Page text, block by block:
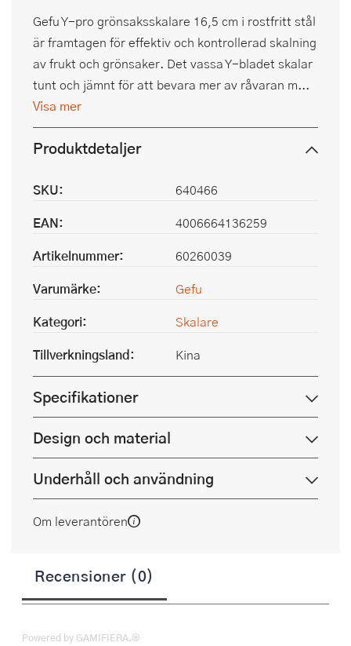
Gefu Y-pro grönsaksskalare 16,5 cm i rostfritt stål
är framtagen för effektiv och kontrollerad skalning
av frukt och grönsaker. Det vassa Y-bladet skalar
tunt och jämnt för att bevara mer av råvaran m...
Visa mer
Produktdetaljer
SKU:
640466
EAN:
4006664136259
Artikelnummer:
60260039
Varumärke:
Gefu
Kategori:
Skalare
Tillverkningsland:
Kina
Specifikationer
Design och material
Underhåll och användning
Om leverantören
Recensioner (0)
Powered by GAMIFIERA.®